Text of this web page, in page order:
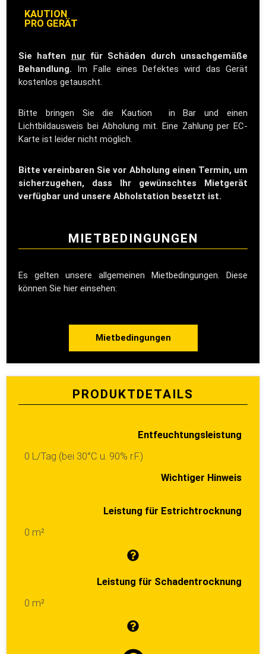
KAUTION
PRO GERÄT
Sie haften nurfür Schäden durch unsachgemäße
Behandlung. Im Falle eines Defektes wird das Gerät
kostenlos getauscht.
Bitte bringen Sie die Kaution in Bar und einen
Lichtbildausweis bei Abholung mit. Eine Zahlung per EC-
Karte ist leider nicht möglich.
Bitte vereinbaren Sie vor Abholung einen Termin, um
sicherzugehen, dass Ihr gewünschtes Mietgerät
verfügbar und unsere Abholstation besetzt ist.
MIETBEDINGUNGEN
Es gelten unsere allgemeinen Mietbedingungen. Diese
können Sie hier einsehen:
Mietbedingungen
PRODUKTDETAILS
Entfeuchtungsleistung
0 L/Tag (bei 30°C u. 90% r.F.)
Wichtiger Hinweis
Leistung für Estrichtrocknung
0 m²
Leistung für Schadentrocknung
0 m²